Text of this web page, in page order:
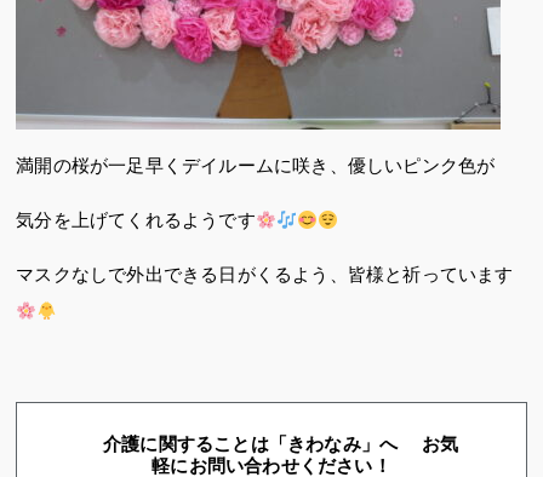
満開の桜が一足早くデイルームに咲き、優しいピンク色が
気分を上げてくれるようです
マスクなしで外出できる日がくるよう、皆様と祈っています
介護に関することは「きわなみ」へ お気
軽にお問い合わせください！